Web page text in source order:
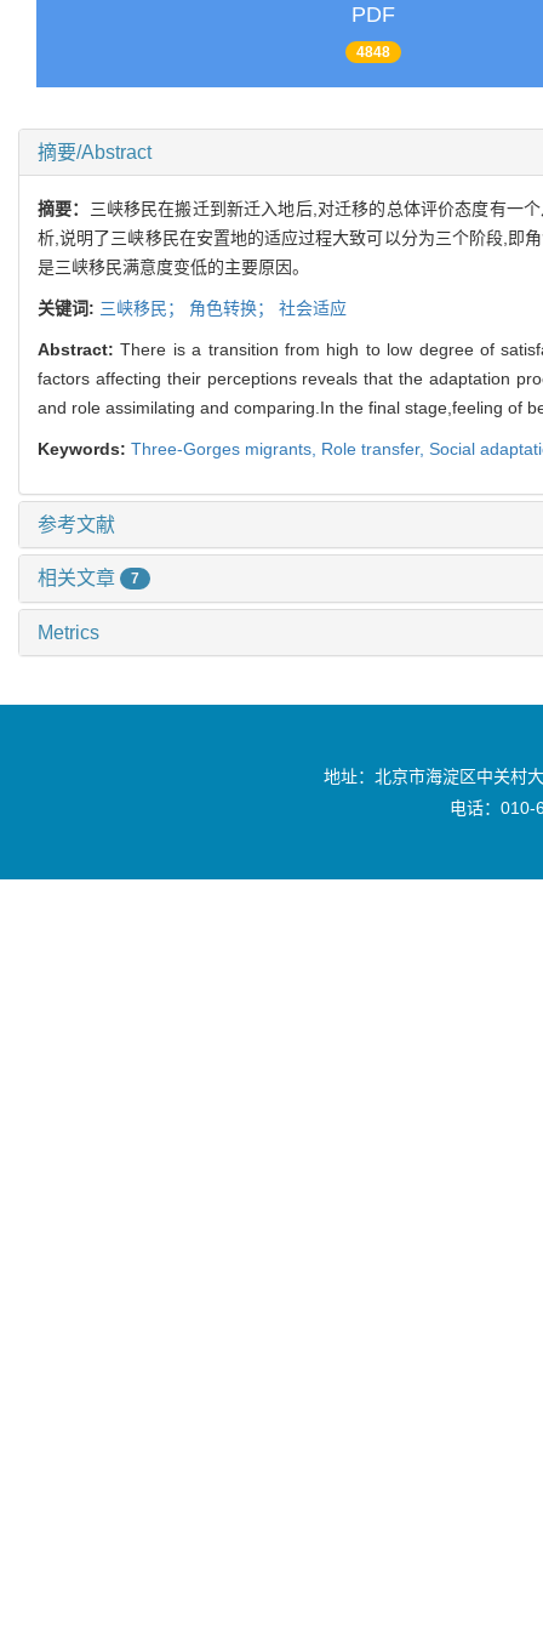
PDF
4848
摘要/Abstract
摘要： 三峡移民在搬迁到新迁入地后,对迁移的总体评价态度有一
析,说明了三峡移民在安置地的适应过程大致可以分为三个阶段,即
是三峡移民满意度变低的主要原因。
关键词: 三峡移民； 角色转换； 社会适应
Abstract:There is a transition from high to low degree of
factors affecting their perceptions reveals that the adaptation
and role assimilating and comparing.In the final stage,feeling of
Keywords: Three-Gorges migrants, Role transfer, Social
参考文献
相关文章 7
Metrics
地址：北京市海淀区中关村
电话：